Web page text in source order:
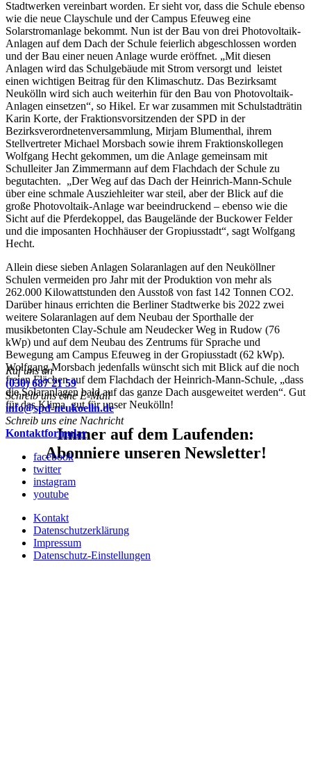
Stadtwerken vereinbart worden. Er sieht vor, dass die Schule ebenso
wie die neue Clayschule und der Campus Efeuweg eine
Solarstromanlage bekommt. Nun ist der Bau von drei Photovoltaik-
Anlagen auf dem Dach der Schule feierlich abgeschlossen worden
und der Bau einer neuen Anlage wurde eröffnet. „Mit diesen
Anlagen wird das Schulgebäude mit Strom versorgt und leistet
einen wichtigen Beitrag für den Klimaschutz. Das Bezirksamt
Neukölln wird sich auch weiterhin für den Bau von Photovoltaik-
Anlagen einsetzen“, so Hikel. Er war zusammen mit Schulstadträtin
Karin Korte, der Fraktionsvorsitzenden der SPD in der
Bezirksverordnetenversammlung, Mirjam Blumenthal, ihrem
Stellvertreter Michael Morsbach sowie ihrem Fraktionskollegen
Wolfgang Hecht gekommen, um die Anlage gemeinsam mit
Schulleiter Jan Zimmermann auf dem Flachdach der Schule zu
begutachten. „Der Weg auf das Dach der Heinrich-Mann-Schule
über eine schmale Ausziehleiter war steil, aber der Blick auf die
große Photovoltaik-Anlage war beeindruckend – ebenso wie die
Sicht auf die Pferdekoppel, das Baugelände der Buckower Felder
und die imposanten Hochhäuser der Gropiusstadt“, sagt Wolfgang
Hecht.
Allein diese sieben Anlagen Solaranlagen auf den Neuköllner
Schulen vermeiden pro Jahr mit der Produktion von mehr als
262.000 Kilowattstunden den Ausstoß von fast 142 Tonnen CO2.
Darüber hinaus errichten die Berliner Stadtwerke bis 2022 zwei
weitere Solaranlagen auf dem Neubau der Sporthalle der
musikbetonten Clay-Schule am Neudecker Weg in Rudow (76
kWp) und auf dem Neubau des Zentrums für Sprache und
Bewegung am Campus Efeuweg in der Gropiusstadt (62 kWp).
Wolfgang Morsbach jedenfalls wünscht sich mit Blick auf die noch
freien Flächen auf dem Flachdach der Heinrich-Mann-Schule, „dass
die Solaranlagen bald auf das ganze Dach ausgeweitet werden“. Gut
für das Klima, gut für unser Neukölln!
Immer auf dem Laufenden:
Abonniere unseren Newsletter!
Ruf uns an
(030) 687 21 59
Schreib uns eine E-Mail
info@spd-neukoelln.de
Schreib uns eine Nachricht
Kontaktformular
facebook
twitter
instagram
youtube
Kontakt
Datenschutzerklärung
Impressum
Datenschutz-Einstellungen